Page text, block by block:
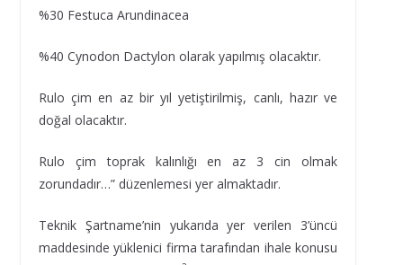
%30 Festuca Arundinacea
%40 Cynodon Dactylon olarak yapılmış olacaktır.
Rulo çim en az bir yıl yetiştirilmiş, canlı, hazır ve
doğal olacaktır.
Rulo çim toprak kalınlığı en az 3 cin olmak
zorundadır…” düzenlemesi yer almaktadır.
Teknik Şartname’nin yukarıda yer verilen 3’üncü
maddesinde yüklenici firma tarafından ihale konusu